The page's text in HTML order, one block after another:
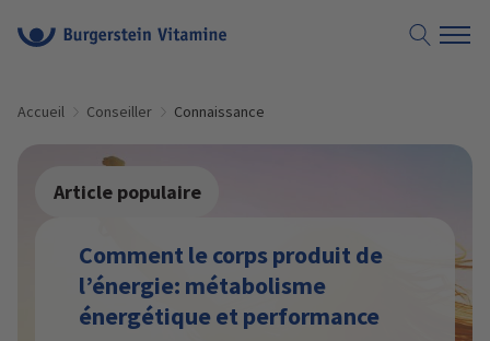
Accueil Conseiller Connaissance
Article populaire
Comment le corps produit de
l’énergie: métabolisme
énergétique et performance